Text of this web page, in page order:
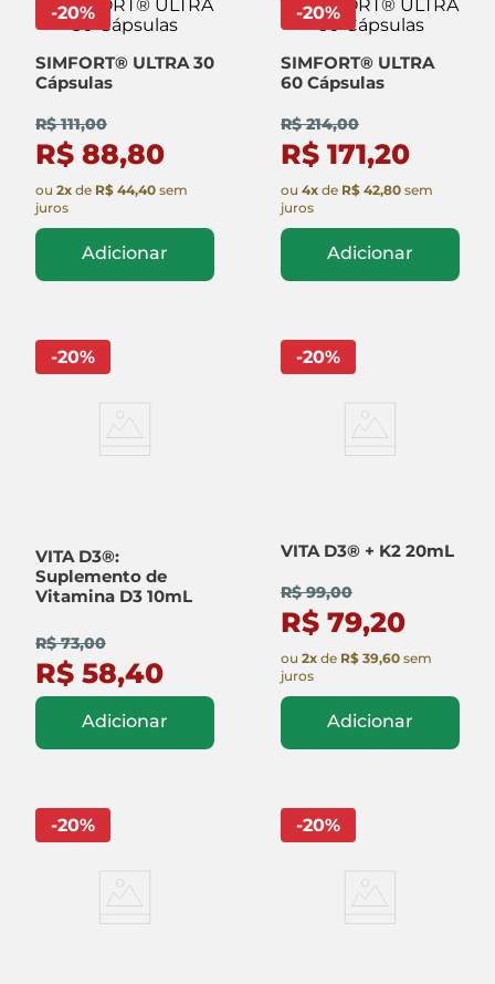
SIMFORT® ULTRA 30
Cápsulas
-20%
R$ 111,00
R$ 88,80
ou 2x de R$ 44,40 sem
juros
Adicionar
SIMFORT® ULTRA
60 Cápsulas
-20%
R$ 214,00
R$ 171,20
ou 4x de R$ 42,80 sem
juros
Adicionar
VITA D3®:
Suplemento de
Vitamina D3 10mL
-20%
R$ 73,00
R$ 58,40
Adicionar
VITA D3® + K2 20mL
-20%
R$ 99,00
R$ 79,20
ou 2x de R$ 39,60 sem
juros
Adicionar
-20% -20%